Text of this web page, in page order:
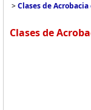
>Clases de
Clases de